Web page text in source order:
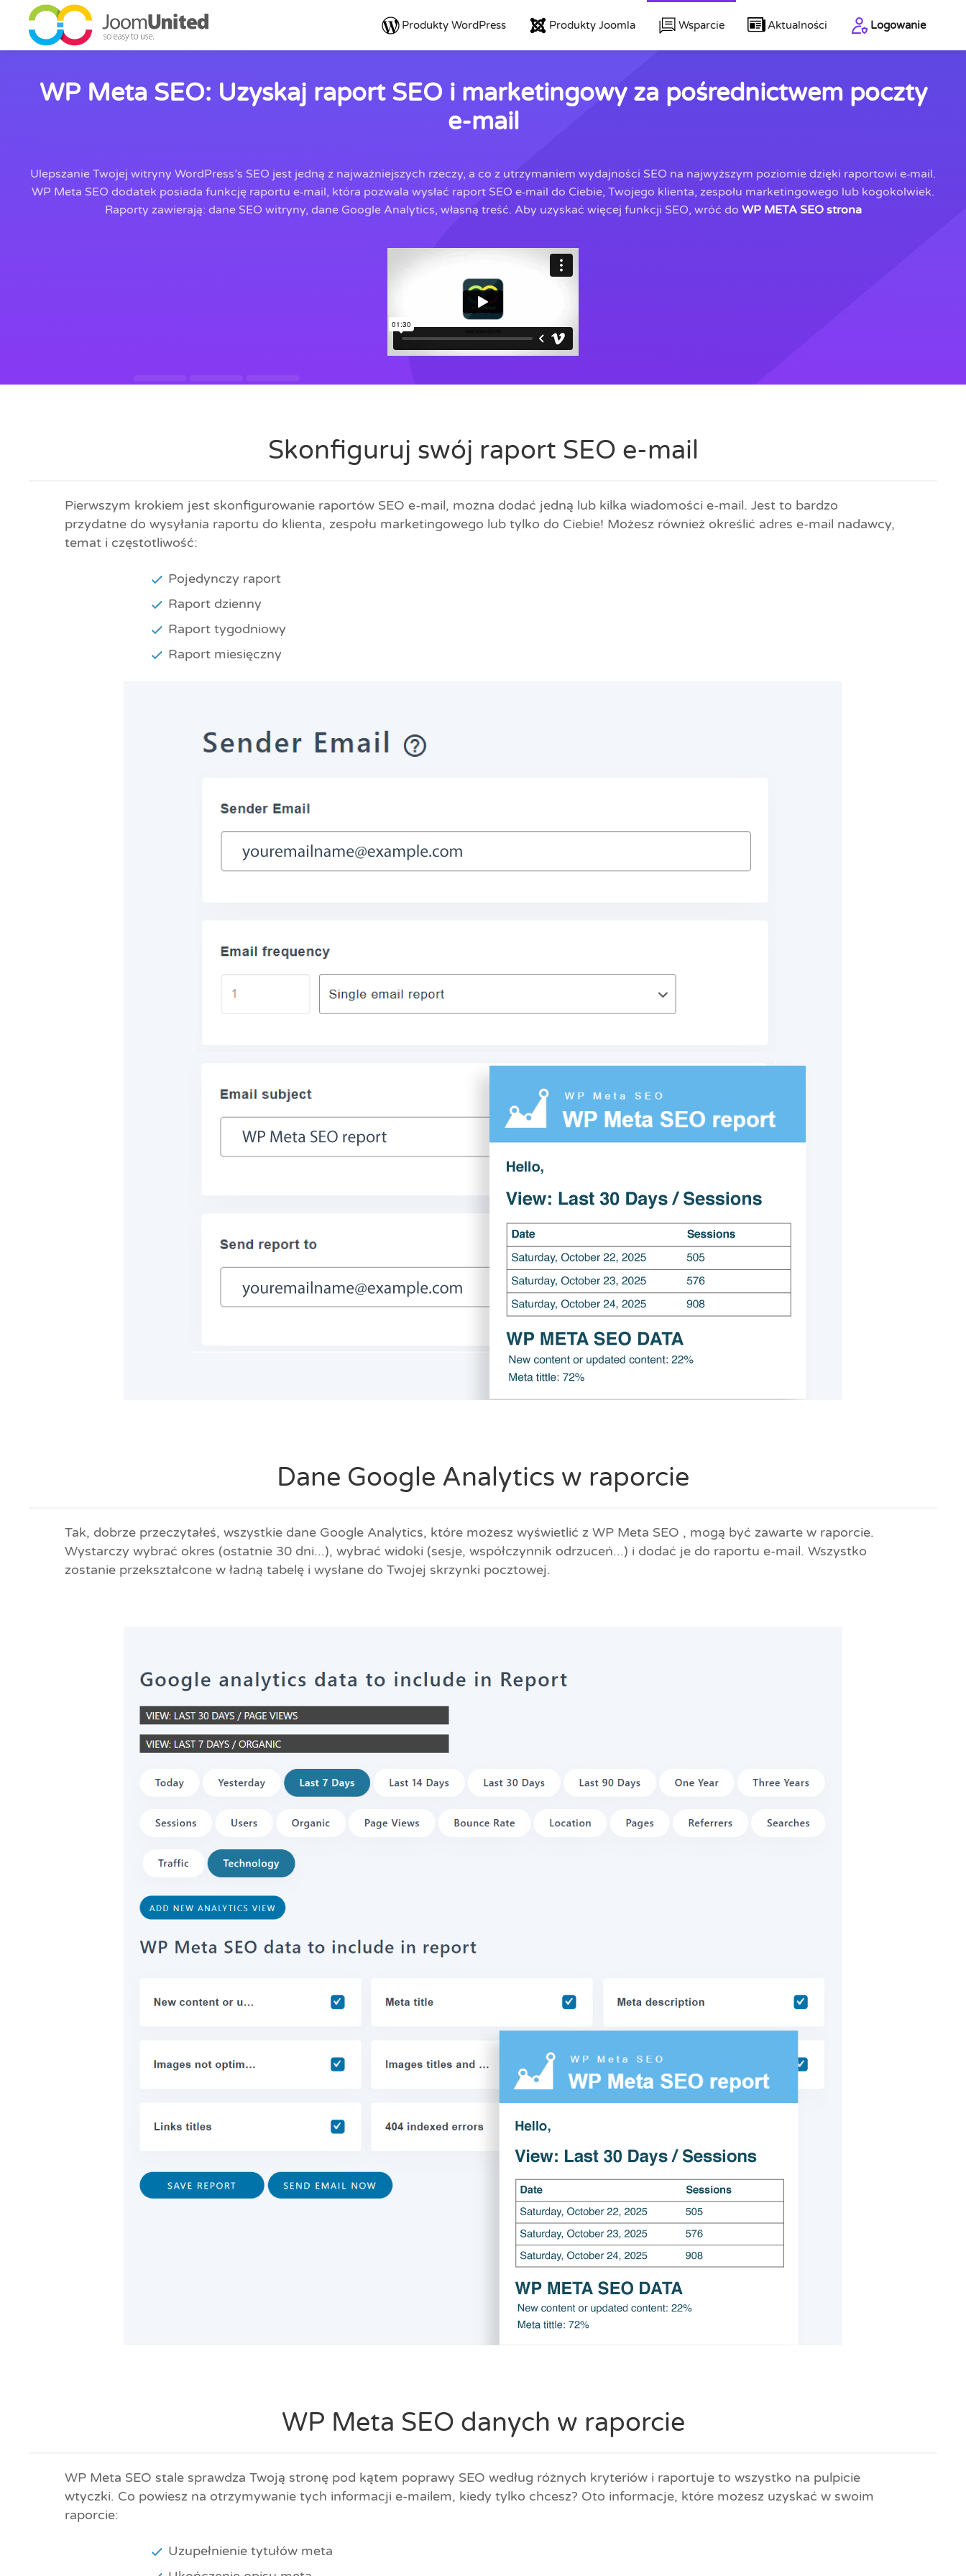
Przejdź do głównej zawartości
Produkty WordPress Produkty Joomla Wsparcie Aktualności Logowanie
WP Meta SEO: Uzyskaj raport SEO i marketingowy za pośrednictwem poczty
e-mail
Ulepszanie Twojej witryny WordPress’s SEO jest jedną z najważniejszych rzeczy, a co z utrzymaniem wydajności SEO na najwyższym poziomie dzięki raportowi e‑mail.
WP Meta SEO dodatek posiada funkcję raportu e‑mail, która pozwala wysłać raport SEO e‑mail do Ciebie, Twojego klienta, zespołu marketingowego lub kogokolwiek.
Raporty zawierają: dane SEO witryny, dane Google Analytics, własną treść. Aby uzyskać więcej funkcji SEO, wróć do WP META SEO strona
Skonfiguruj swój raport SEO e-mail
Pierwszym krokiem jest skonfigurowanie raportów SEO e-mail, można dodać jedną lub kilka wiadomości e-mail. Jest to bardzo
przydatne do wysyłania raportu do klienta, zespołu marketingowego lub tylko do Ciebie! Możesz również określić adres e-mail nadawcy,
temat i częstotliwość:
Pojedynczy raport
Raport dzienny
Raport tygodniowy
Raport miesięczny
Dane Google Analytics w raporcie
Tak, dobrze przeczytałeś, wszystkie dane Google Analytics, które możesz wyświetlić z WP Meta SEO , mogą być zawarte w raporcie.
Wystarczy wybrać okres (ostatnie 30 dni...), wybrać widoki (sesje, współczynnik odrzuceń...) i dodać je do raportu e-mail. Wszystko
zostanie przekształcone w ładną tabelę i wysłane do Twojej skrzynki pocztowej.
WP Meta SEO danych w raporcie
WP Meta SEO stale sprawdza Twoją stronę pod kątem poprawy SEO według różnych kryteriów i raportuje to wszystko na pulpicie
wtyczki. Co powiesz na otrzymywanie tych informacji e-mailem, kiedy tylko chcesz? Oto informacje, które możesz uzyskać w swoim
raporcie:
Uzupełnienie tytułów meta